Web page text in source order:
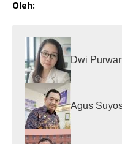
Oleh:
Dwi
Agus